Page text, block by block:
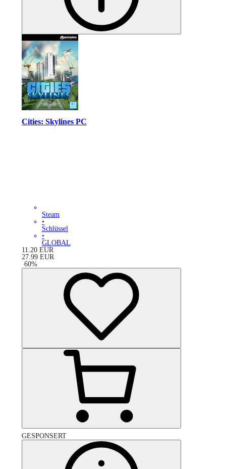
Cities: Skylines PC
Steam
•
Schlüssel
•
GLOBAL
11.20 EUR
27.99 EUR
-60%
GESPONSERT